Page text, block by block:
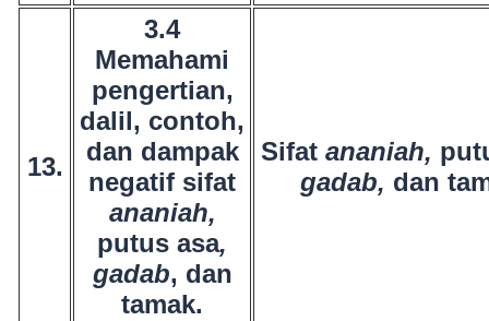
13.
3.4
Memahami
pengertian,
dalil, contoh,
dan dampak
negatif sifat
ananiah,
putus asa,
gadab, dan
tamak.
Sifat ananiah,
gadab, dan